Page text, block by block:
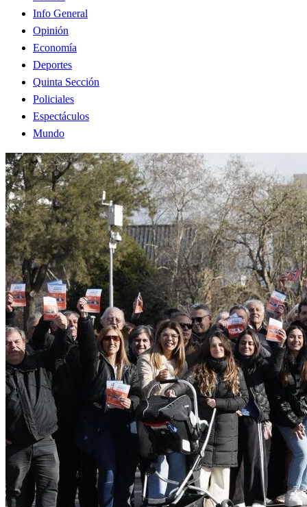
Info General
Opinión
Economía
Deportes
Quinta Sección
Policiales
Espectáculos
Mundo